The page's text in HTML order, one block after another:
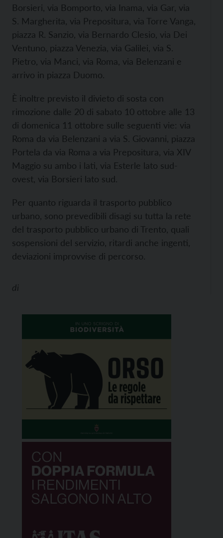
Borsieri, via Bomporto, via Inama, via Gar, via
S. Margherita, via Prepositura, via Torre Vanga,
piazza R. Sanzio, via Bernardo Clesio, via Dei
Ventuno, piazza Venezia, via Galilei, via S.
Pietro, via Manci, via Roma, via Belenzani e
arrivo in piazza Duomo.
È inoltre previsto il divieto di sosta con
rimozione dalle 20 di sabato 10 ottobre alle 13
di domenica 11 ottobre sulle seguenti vie: via
Roma da via Belenzani a via S. Giovanni, piazza
Portela da via Roma a via Prepositura, via XIV
Maggio su ambo i lati, via Esterle lato sud-
ovest, via Borsieri lato sud.
Per quanto riguarda il trasporto pubblico
urbano, sono prevedibili disagi su tutta la rete
del trasporto pubblico urbano di Trento, quali
sospensioni del servizio, ritardi anche ingenti,
deviazioni improvvise di percorso.
di